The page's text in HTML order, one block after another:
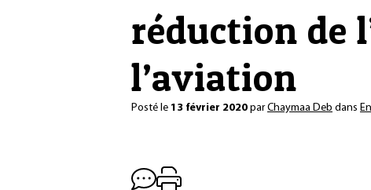
réduction de
l’aviation
Posté le 13 février 2020 parChaymaa Deb dans